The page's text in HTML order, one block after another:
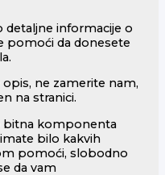
detaljne informacije o
pomoći da donesete
ne zamerite nam,
na stranici.
bitna komponenta
bilo kakvih
pomoći, slobodno
da vam